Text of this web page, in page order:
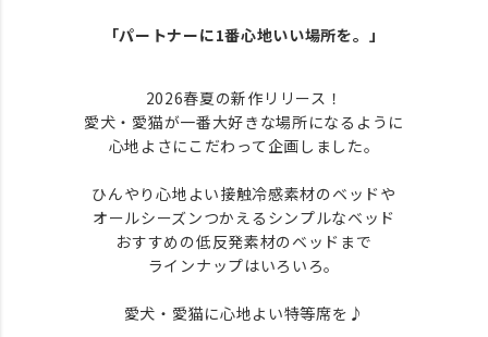
「パートナーに1番心地いい場所を。」
2026春夏の新作リリース！
愛犬・愛猫が一番大好きな場所になるように
心地よさにこだわって企画しました。
ひんやり心地よい接触冷感素材のベッドや
オールシーズンつかえるシンプルなベッド
おすすめの低反発素材のベッドまで
ラインナップはいろいろ。
愛犬・愛猫に心地よい特等席を♪